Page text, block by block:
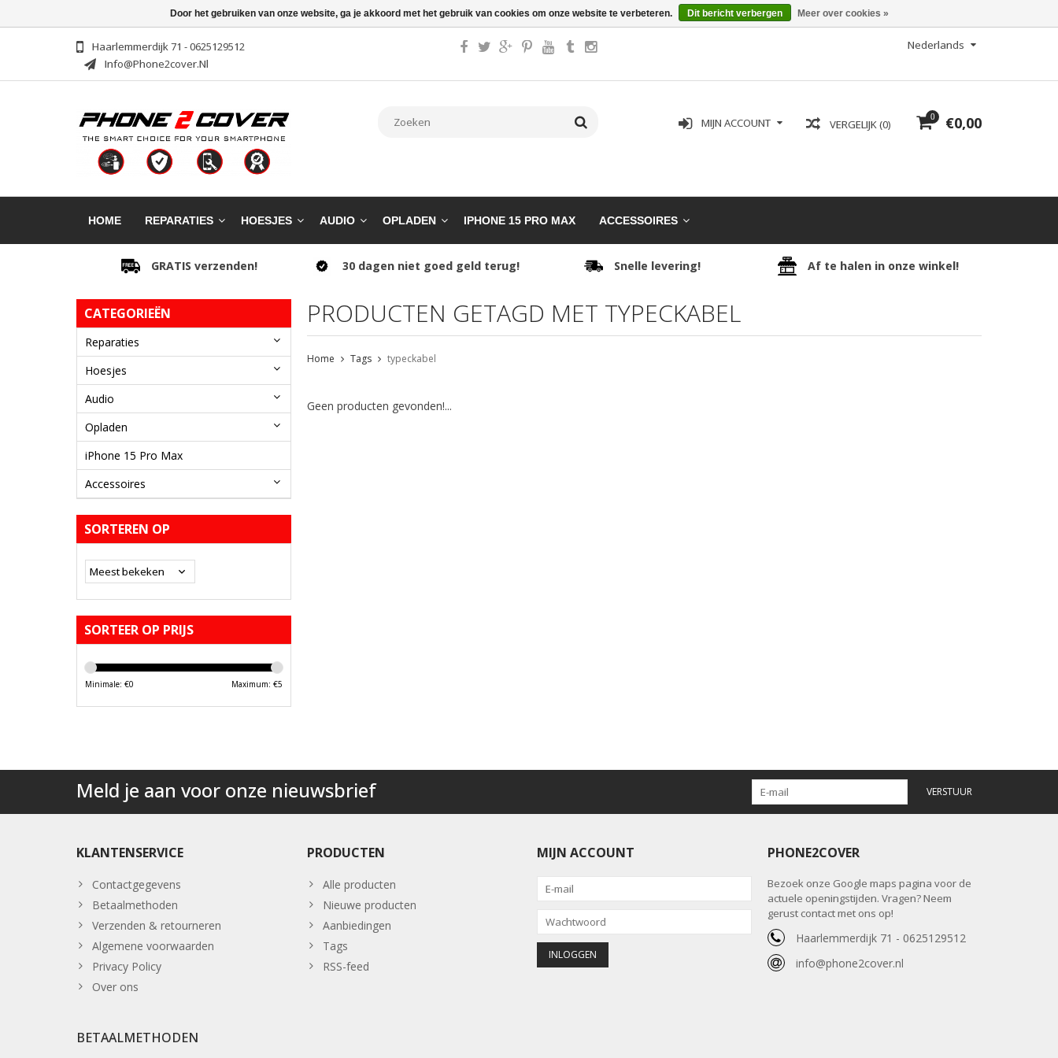
Haarlemmerdijk 71 - 0625129512
Info@phone2cover.nl
Nederlands
0 €0,00
VERGELIJK (0)
MIJN ACCOUNT
HOME REPARATIES HOESJES AUDIO OPLADEN IPHONE 15 PRO MAX ACCESSOIRES
GRATIS verzenden! 30 dagen niet goed geld terug! Snelle levering! Af te halen in onze winkel!
CATEGORIEËN
Reparaties
Hoesjes
Audio
Opladen
iPhone 15 Pro Max
Accessoires
SORTEREN OP
SORTEER OP PRIJS
Minimale: €0 Maximum: €5
PRODUCTEN GETAGD MET TYPECKABEL
Home Tags typeckabel
Geen producten gevonden!...
Meld je aan voor onze nieuwsbrief VERSTUUR
KLANTENSERVICE
Contactgegevens
Betaalmethoden
Verzenden & retourneren
Algemene voorwaarden
Privacy Policy
Over ons
PRODUCTEN
Alle producten
Nieuwe producten
Aanbiedingen
Tags
RSS-feed
MIJN ACCOUNT PHONE2COVER
Bezoek onze Google maps pagina voor de
actuele openingstijden. Vragen? Neem
gerust contact met ons op!
Haarlemmerdijk 71 - 0625129512
info@phone2cover.nl
BETAALMETHODEN
Door het gebruiken van onze website, ga je akkoord met het gebruik van cookies om onze website te verbeteren. Dit bericht verbergen Meer over cookies »